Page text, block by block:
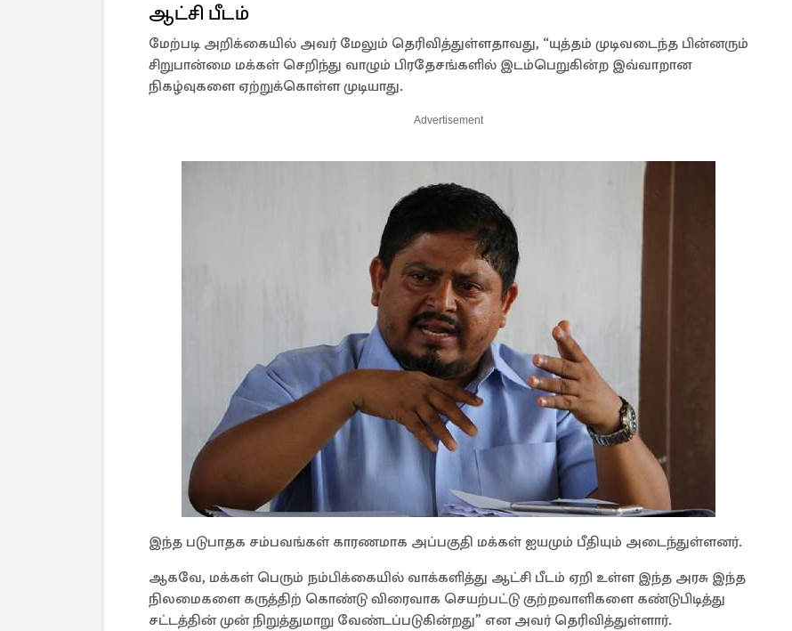
ஆட்சி பீடம்
மேற்படி அறிக்கையில் அவர் மேலும் தெரிவித்துள்ளதாவது, “யுத்தம் முடிவடைந்த பின்னரும்
சிறுபான்மை மக்கள் செறிந்து வாழும் பிரதேசங்களில் இடம்பெறுகின்ற இவ்வாறான
நிகழ்வுகளை ஏற்றுக்கொள்ள முடியாது.
Advertisement
இந்த படுபாதக சம்பவங்கள் காரணமாக அப்பகுதி மக்கள் ஐயமும் பீதியும் அடைந்துள்ளனர்.
ஆகவே, மக்கள் பெரும் நம்பிக்கையில் வாக்களித்து ஆட்சி பீடம் ஏறி உள்ள இந்த அரசு இந்த
நிலமைகளை கருத்திற் கொண்டு விரைவாக செயற்பட்டு குற்றவாளிகளை கண்டுபிடித்து
சட்டத்தின் முன் நிறுத்துமாறு வேண்டப்படுகின்றது” என அவர் தெரிவித்துள்ளார்.